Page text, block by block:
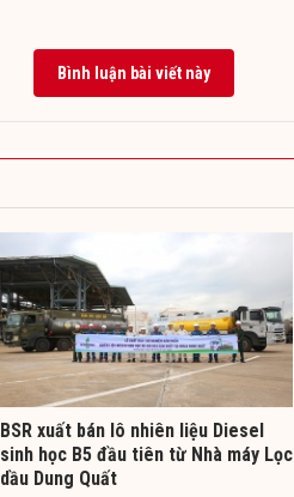
Bình luận bài viết này
BSR xuất bán lô nhiên liệu Diesel
sinh học B5 đầu tiên từ Nhà máy Lọc
dầu Dung Quất